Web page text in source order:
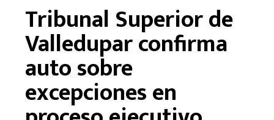
Tribunal Superior de
Valledupar confirma
auto sobre
excepciones en